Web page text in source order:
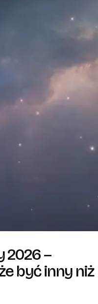
2026 –
być inny niż